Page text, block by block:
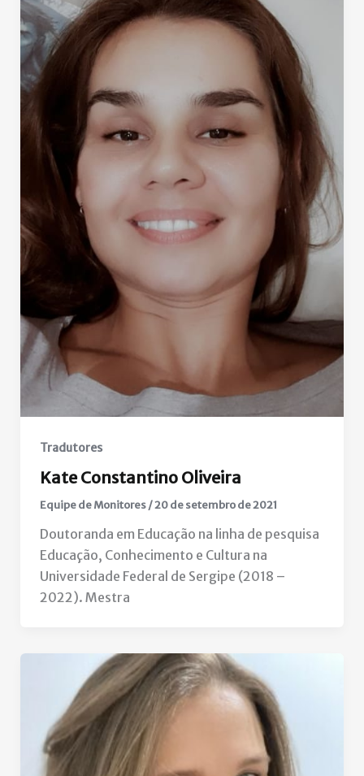
Tradutores
Kate Constantino Oliveira
Equipe de Monitores/20 de setembro de 2021
Doutoranda em Educação na linha de pesquisa
Educação, Conhecimento e Cultura na
Universidade Federal de Sergipe (2018 –
2022). Mestra